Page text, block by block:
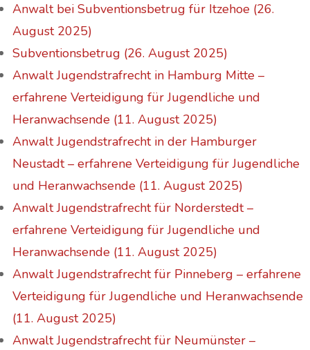
Anwalt bei Subventionsbetrug für Itzehoe (26.
August 2025)
Subventionsbetrug (26. August 2025)
Anwalt Jugendstrafrecht in Hamburg Mitte –
erfahrene Verteidigung für Jugendliche und
Heranwachsende (11. August 2025)
Anwalt Jugendstrafrecht in der Hamburger
Neustadt – erfahrene Verteidigung für Jugendliche
und Heranwachsende (11. August 2025)
Anwalt Jugendstrafrecht für Norderstedt –
erfahrene Verteidigung für Jugendliche und
Heranwachsende (11. August 2025)
Anwalt Jugendstrafrecht für Pinneberg – erfahrene
Verteidigung für Jugendliche und Heranwachsende
(11. August 2025)
Anwalt Jugendstrafrecht für Neumünster –